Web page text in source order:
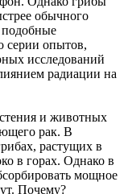
обычного
подобные
серии опытов,
исследований
радиации на
и животных
рак. В
растущих в
в горах. Однако в
мощное
Почему?